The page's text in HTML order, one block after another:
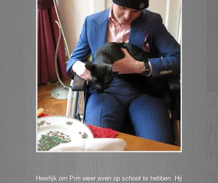
Heerlijk om Pim weer even op schoot te hebben. Hij